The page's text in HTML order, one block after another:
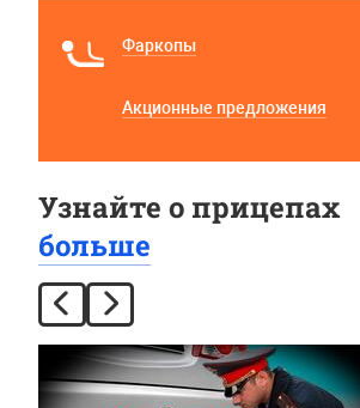
Фаркопы
Акционные предложения
Узнайте о прицепах
больше